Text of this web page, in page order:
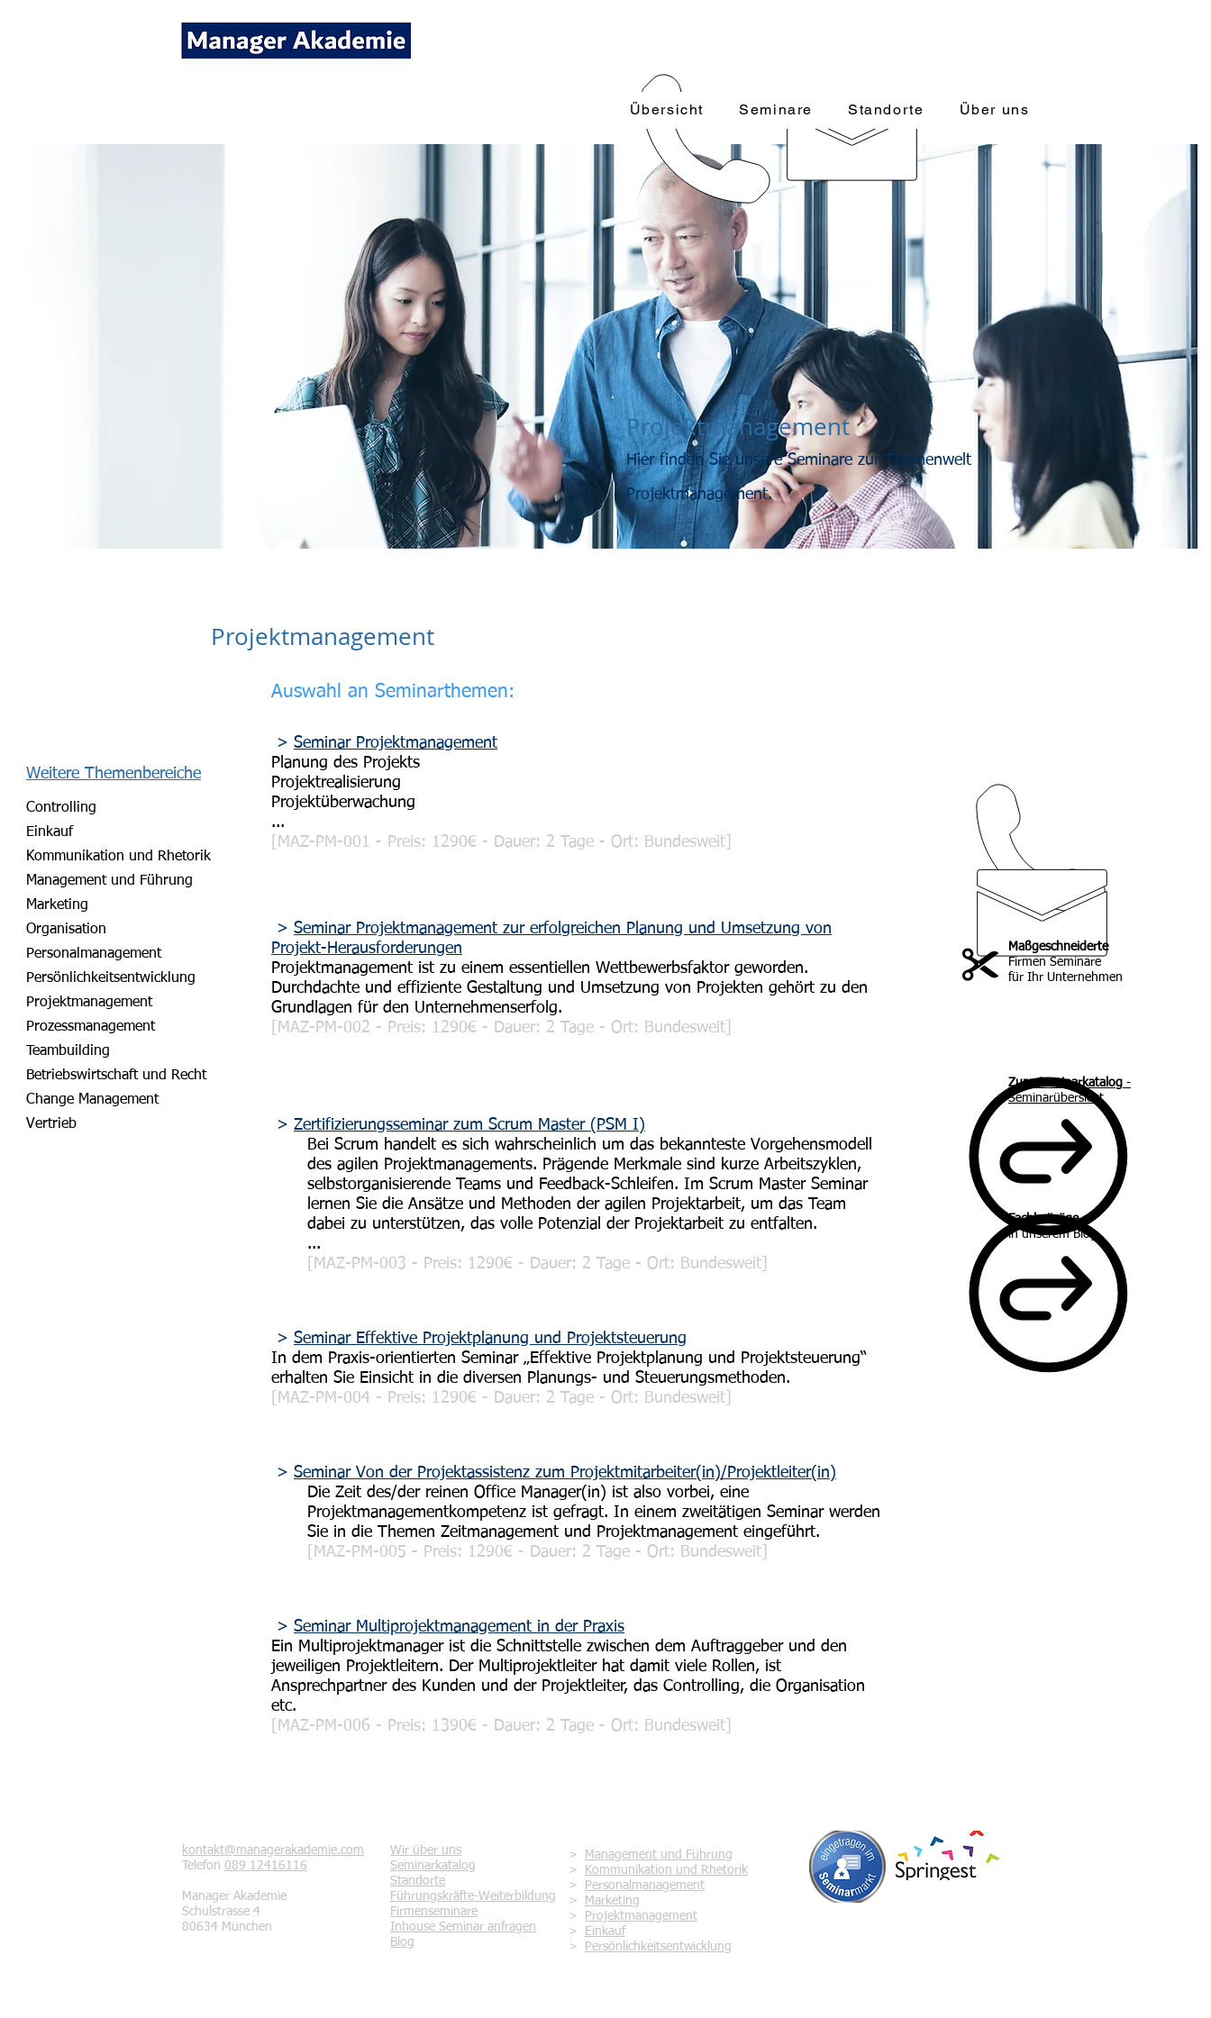
Übersicht Seminare Standorte Über uns
Projektmanagement
Hier finden Sie unsere Seminare zur Themenwelt
Projektmanagement.
Projektmanagement
Auswahl an Seminarthemen:
Weitere Themenbereiche
Controlling
Einkauf
Kommunikation und Rhetorik
Management und Führung
Marketing
Organisation
Personalmanagement
Persönlichkeitsentwicklung
Projektmanagement
Prozessmanagement
Teambuilding
Betriebswirtschaft und Recht
Change Management
Vertrieb
> Seminar Projektmanagement
Planung des Projekts
Projektrealisierung
Projektüberwachung
...
[MAZ-PM-001 - Preis: 1290€ - Dauer: 2 Tage - Ort: Bundesweit]
> Seminar Projektmanagement zur erfolgreichen Planung und Umsetzung von
Projekt-Herausforderungen
Projektmanagement ist zu einem essentiellen Wettbewerbsfaktor geworden.
Durchdachte und effiziente Gestaltung und Umsetzung von Projekten gehört zu den
Grundlagen für den Unternehmenserfolg.
[MAZ-PM-002 - Preis: 1290€ - Dauer: 2 Tage - Ort: Bundesweit]
> Zertifizierungsseminar zum Scrum Master (PSM I)
Bei Scrum handelt es sich wahrscheinlich um das bekannteste Vorgehensmodell
des agilen Projektmanagements. Prägende Merkmale sind kurze Arbeitszyklen,
selbstorganisierende Teams und Feedback-Schleifen. Im Scrum Master Seminar
lernen Sie die Ansätze und Methoden der agilen Projektarbeit, um das Team
dabei zu unterstützen, das volle Potenzial der Projektarbeit zu entfalten.
...
[MAZ-PM-003 - Preis: 1290€ - Dauer: 2 Tage - Ort: Bundesweit]
kontakt@managerakademie.com
Maßgeschneiderte
Firmen Seminare
für Ihr Unternehmen
Zum Seminarkatalog -
Seminarübersicht
Fachbeiträge
in unserem Blog
> Seminar Effektive Projektplanung und Projektsteuerung
In dem Praxis-orientierten Seminar „Effektive Projektplanung und Projektsteuerung“
erhalten Sie Einsicht in die diversen Planungs- und Steuerungsmethoden.
[MAZ-PM-004 - Preis: 1290€ - Dauer: 2 Tage - Ort: Bundesweit]
> Seminar Von der Projektassistenz zum Projektmitarbeiter(in)/Projektleiter(in)
Die Zeit des/der reinen Office Manager(in) ist also vorbei, eine
Projektmanagementkompetenz ist gefragt. In einem zweitätigen Seminar werden
Sie in die Themen Zeitmanagement und Projektmanagement eingeführt.
[MAZ-PM-005 - Preis: 1290€ - Dauer: 2 Tage - Ort: Bundesweit]
> Seminar Multiprojektmanagement in der Praxis
Ein Multiprojektmanager ist die Schnittstelle zwischen dem Auftraggeber und den
jeweiligen Projektleitern. Der Multiprojektleiter hat damit viele Rollen, ist
Ansprechpartner des Kunden und der Projektleiter, das Controlling, die Organisation
etc.
[MAZ-PM-006 - Preis: 1390€ - Dauer: 2 Tage - Ort: Bundesweit]
kontakt@managerakademie.com
Telefon 089 12416116
Manager Akademie
Schulstrasse 4
80634 München
Wir über uns
Seminarkatalog
Standorte
Führungskräfte-Weiterbildung
Firmenseminare
Inhouse Seminar anfragen
Blog
>
Management und Führung
>
Kommunikation und Rhetorik
>
Personalmanagement
>
Marketing
>
Projektmanagement
>
Einkauf
>
Persönlichkeitsentwicklung